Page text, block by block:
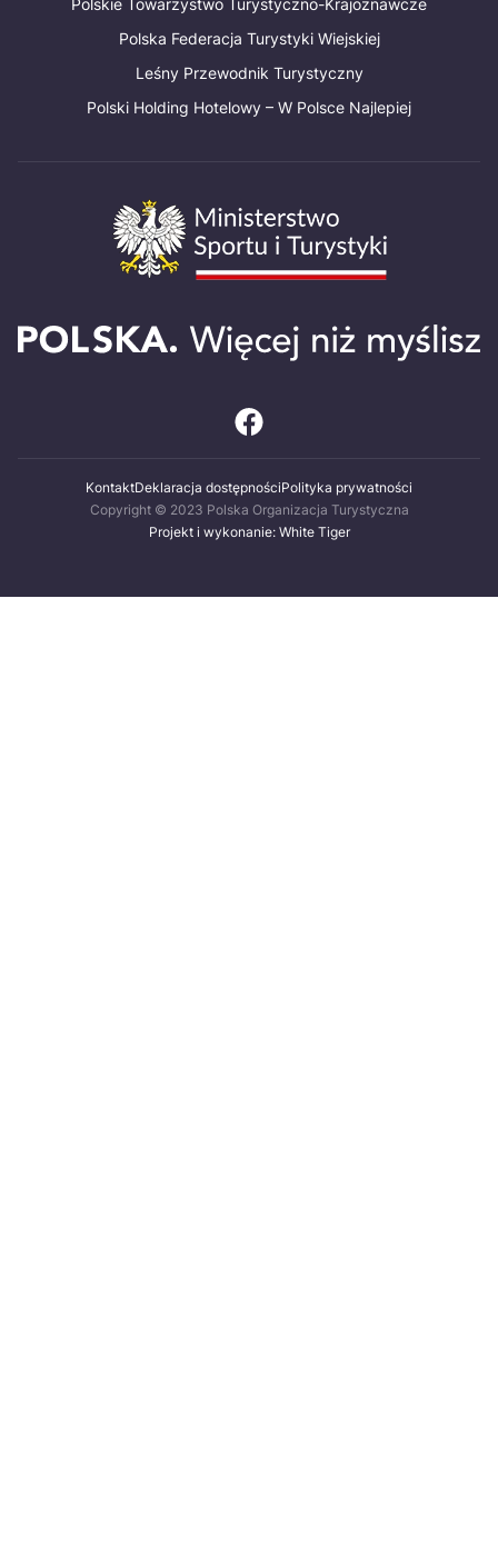
Polskie Towarzystwo Turystyczno-Krajoznawcze
Polska Federacja Turystyki Wiejskiej
Leśny Przewodnik Turystyczny
Polski Holding Hotelowy – W Polsce Najlepiej
KontaktDeklaracja dostępnościPolityka prywatności
Copyright © 2023 Polska Organizacja Turystyczna
Projekt i wykonanie: White Tiger